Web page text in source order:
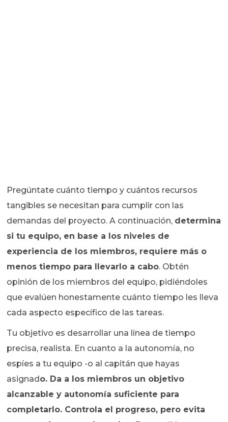
Pregúntate cuánto tiempo y cuántos recursos
tangibles se necesitan para cumplir con las
demandas del proyecto. A continuación, determina
si tu equipo, en base a los niveles de
experiencia de los miembros, requiere más o
menos tiempo para llevarlo a cabo. Obtén
opinión de los miembros del equipo, pidiéndoles
que evalúen honestamente cuánto tiempo les lleva
cada aspecto específico de las tareas.
Tu objetivo es desarrollar una línea de tiempo
precisa, realista. En cuanto a la autonomía, no
espíes a tu equipo -o al capitán que hayas
asignado. Da a los miembros un objetivo
alcanzable y autonomía suficiente para
completarlo. Controla el progreso, pero evita